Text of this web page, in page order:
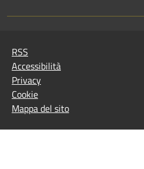
RSS
Accessibilità
Privacy
Cookie
Mappa del sito